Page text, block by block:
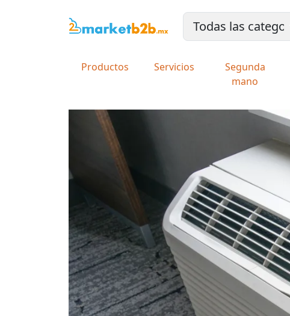
Productos Servicios
Segunda
mano